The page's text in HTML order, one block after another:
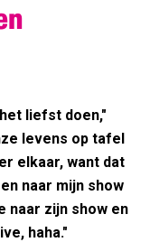
liefst doen,"
levens op tafel
elkaar, want dat
naar mijn show
naar zijn show en
haha."